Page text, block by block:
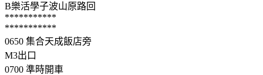
B樂活學子波山原路回
***********
***********
0650 集合天成飯店旁
M3出口
0700 準時開車